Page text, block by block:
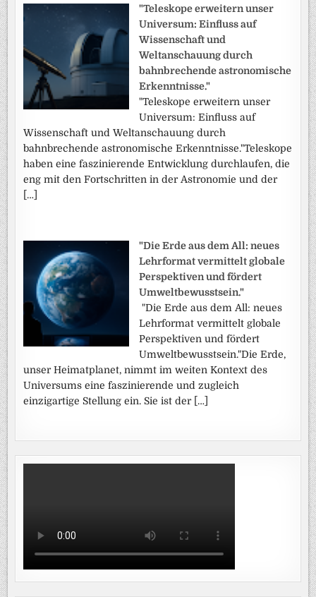
"Teleskope erweitern unser
Universum: Einfluss auf
Wissenschaft und
Weltanschauung durch
bahnbrechende astronomische
Erkenntnisse."
"Teleskope erweitern unser
Universum: Einfluss auf
Wissenschaft und Weltanschauung durch
bahnbrechende astronomische Erkenntnisse."Teleskope
haben eine faszinierende Entwicklung durchlaufen, die
eng mit den Fortschritten in der Astronomie und der
[…]
"Die Erde aus dem All: neues
Lehrformat vermittelt globale
Perspektiven und fördert
Umweltbewusstsein."
"Die Erde aus dem All: neues
Lehrformat vermittelt globale
Perspektiven und fördert
Umweltbewusstsein."Die Erde,
unser Heimatplanet, nimmt im weiten Kontext des
Universums eine faszinierende und zugleich
einzigartige Stellung ein. Sie ist der […]